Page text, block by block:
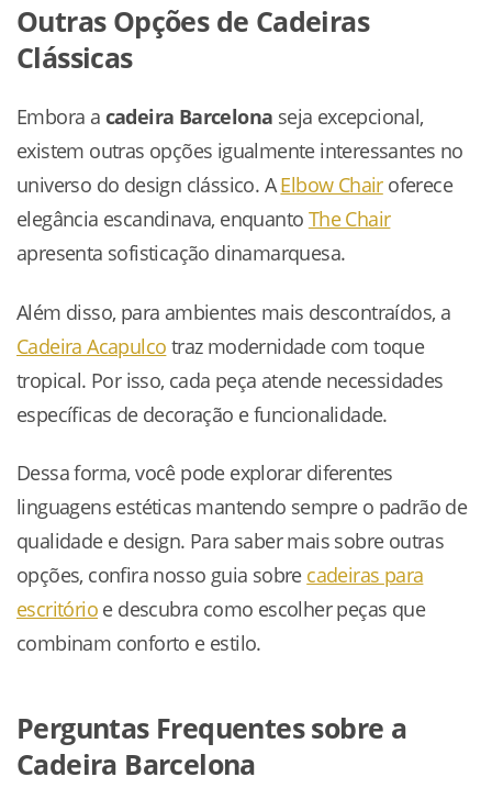
Outras Opções de Cadeiras
Clássicas
Embora a cadeira Barcelona seja excepcional,
existem outras opções igualmente interessantes no
universo do design clássico. AElbow Chairoferece
elegância escandinava, enquanto The Chair
apresenta sofisticação dinamarquesa.
Além disso, para ambientes mais descontraídos, a
Cadeira Acapulco traz modernidade com toque
tropical. Por isso, cada peça atende necessidades
específicas de decoração e funcionalidade.
Dessa forma, você pode explorar diferentes
linguagens estéticas mantendo sempre o padrão de
qualidade e design. Para saber mais sobre outras
opções, confira nosso guia sobre cadeiras para
escritório e descubra como escolher peças que
combinam conforto e estilo.
Perguntas Frequentes sobre a
Cadeira Barcelona